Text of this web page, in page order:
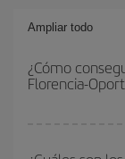
Ampliar todo
¿Cómo
Florencia-
conseguir el